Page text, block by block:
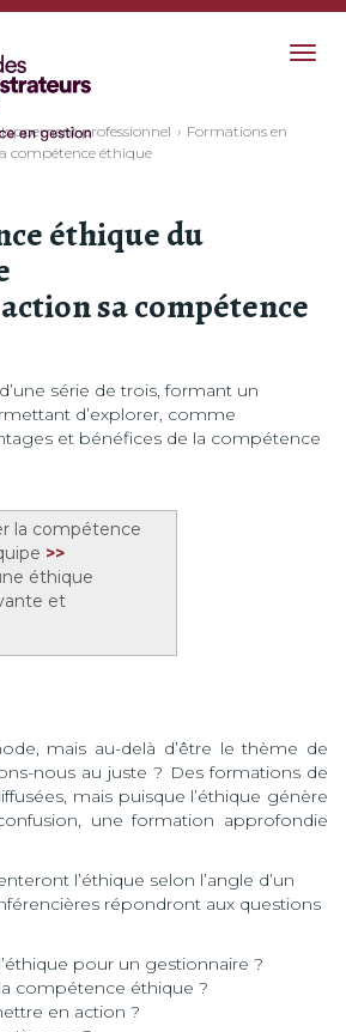
professionnel
Formations en
compétence éthique
éthique du
sa compétence
série de trois, formant un
d’explorer, comme
et bénéfices de la compétence
la compétence
>>
éthique
et
mais au-delà d’être le thème de
nous au juste ? Des formations de
mais puisque l’éthique génère
une formation approfondie
l’éthique selon l’angle d’un
répondront aux questions
pour un gestionnaire ?
compétence éthique ?
en action ?